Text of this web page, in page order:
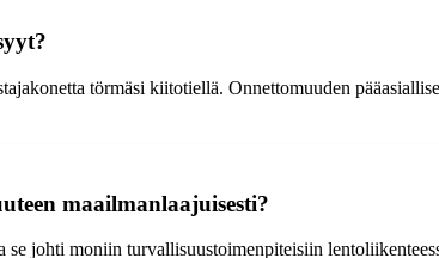
törmäsi kiitotiellä. Onnettomuuden
maailmanlaajuisesti?
johti moniin turvallisuustoimenpiteisiin